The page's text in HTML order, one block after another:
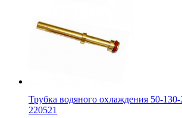
Трубка водяного охлаждения 50-
220521